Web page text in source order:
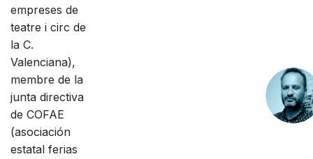
empreses de
teatre i circ de
la C.
Valenciana),
membre de la
junta directiva
de COFAE
(asociación
estatal ferias